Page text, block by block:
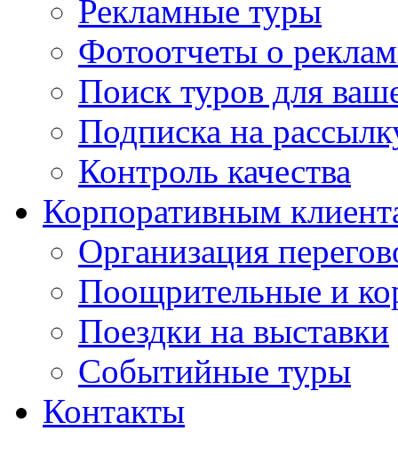
Рекламные туры
Фотоотчеты о
Поиск туров для
Подписка на
Контроль качества
Корпоративным
Организация
Поощрительные и
Поездки на выставки
Событийные туры
Контакты